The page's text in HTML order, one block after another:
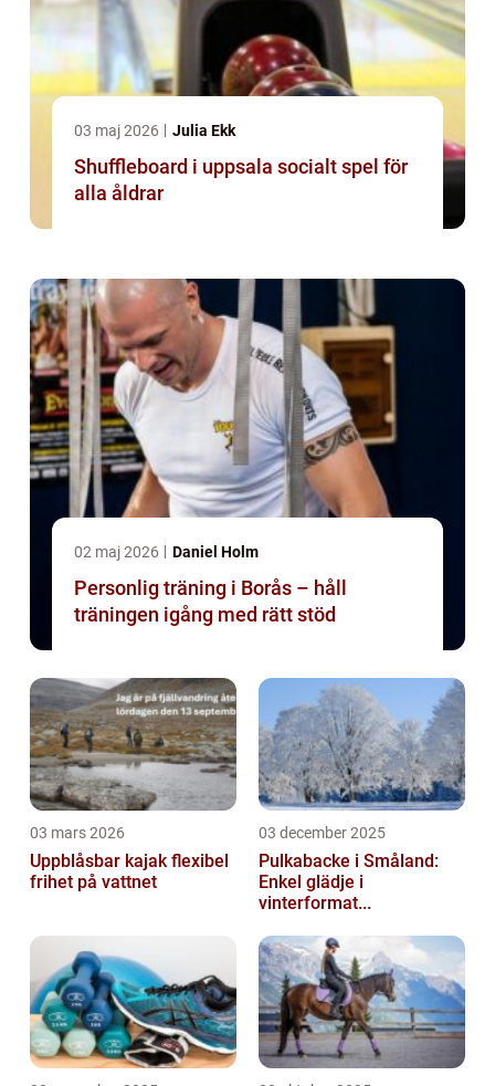
03 maj 2026 Julia Ekk
Shuffleboard i uppsala socialt spel för
alla åldrar
02 maj 2026 Daniel Holm
Personlig träning i Borås – håll
träningen igång med rätt stöd
03 mars 2026
Uppblåsbar kajak flexibel
frihet på vattnet
03 december 2025
Pulkabacke i Småland:
Enkel glädje i
vinterformat...